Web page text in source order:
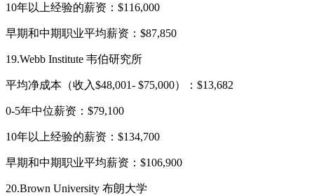
10年以上经验的薪资：$116,000
早期和中期职业平均薪资：$87,850
19.Webb Institute 韦伯研究所
平均净成本（收入$48,001- $75,000）：$13,682
0-5年中位薪资：$79,100
10年以上经验的薪资：$134,700
早期和中期职业平均薪资：$106,900
20.Brown University 布朗大学